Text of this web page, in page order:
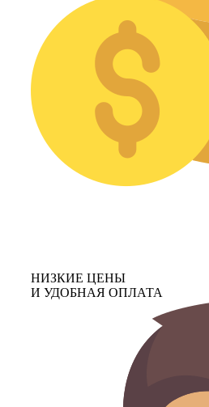
НИЗКИЕ ЦЕНЫ
И УДОБНАЯ ОПЛАТА